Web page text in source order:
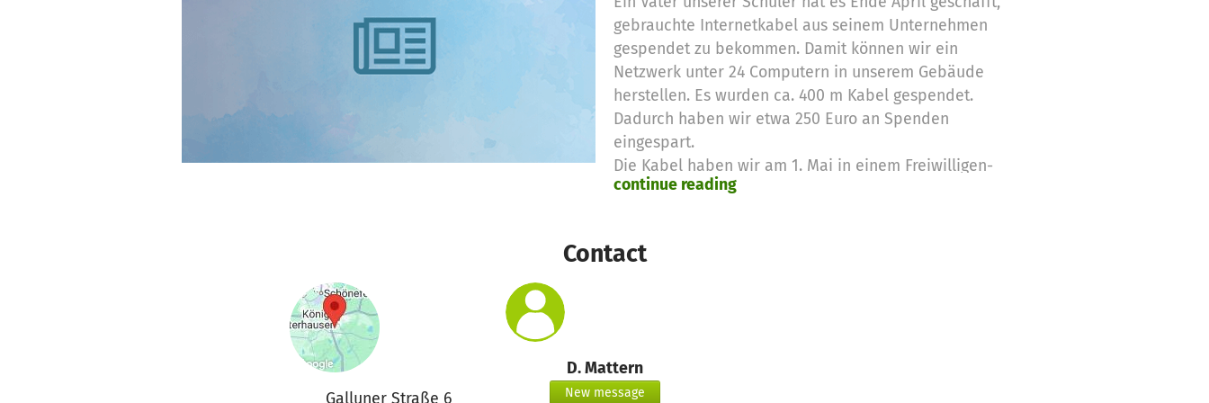
gebrauchte Internetkabel aus seinem Unternehmen
gespendet zu bekommen. Damit können wir ein
Netzwerk unter 24 Computern in unserem Gebäude
herstellen. Es wurden ca. 400 m Kabel gespendet.
Dadurch haben wir etwa 250 Euro an Spenden
eingespart.
Die Kabel haben wir am 1. Mai in einem Freiwilligen-
Einsatz verlegt.
continue reading
Contact
Galluner Straße 6
D. Mattern
New message